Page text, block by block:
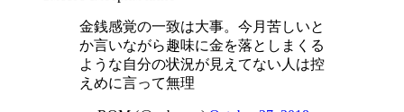
金銭感覚の一致は大事。今月苦しいと
か言いながら趣味に金を落としまくる
ような自分の状況が見えてない人は控
えめに言って無理